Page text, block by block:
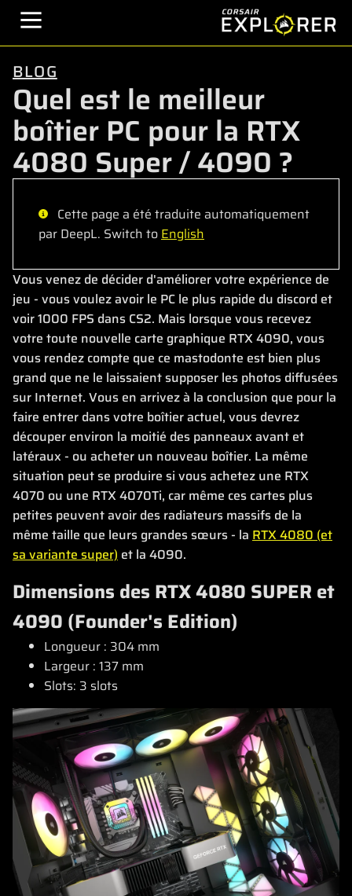
BLOG
Quel est le meilleur
boîtier PC pour la RTX
4080 Super / 4090 ?
Cette page a été traduite automatiquement
par DeepL. Switch toEnglish
Vous venez de décider d'améliorer votre expérience de
jeu - vous voulez avoir le PC le plus rapide du discord et
voir 1000 FPS dans CS2. Mais lorsque vous recevez
votre toute nouvelle carte graphique RTX 4090, vous
vous rendez compte que ce mastodonte est bien plus
grand que ne le laissaient supposer les photos diffusées
sur Internet. Vous en arrivez à la conclusion que pour la
faire entrer dans votre boîtier actuel, vous devrez
découper environ la moitié des panneaux avant et
latéraux - ou acheter un nouveau boîtier. La même
situation peut se produire si vous achetez une RTX
4070 ou une RTX 4070Ti, car même ces cartes plus
petites peuvent avoir des radiateurs massifs de la
même taille que leurs grandes sœurs - la RTX 4080 (et
sa variante super) et la 4090.
Dimensions des RTX 4080 SUPER et
4090 (Founder's Edition)
Longueur : 304 mm
Largeur : 137 mm
Slots: 3 slots